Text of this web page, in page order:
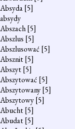
Absyda[5]
absydy
Abszach[5]
Abszlus [5]
Abszlusować [5]
Absznit[5]
Abszyt[5]
Abszytować [5]
Abszytowany[5]
Abszytowy[5]
Abucht[5]
Abudat[5]